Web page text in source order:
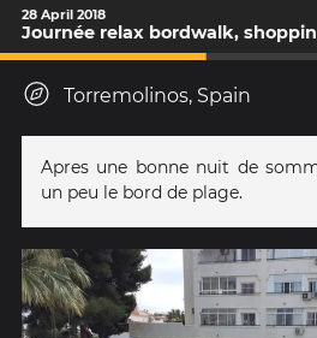
28 April 2018
Journée relax bordwalk,
Torremolinos, Spain
Apres une bonne nuit de
un peu le bord de plage.